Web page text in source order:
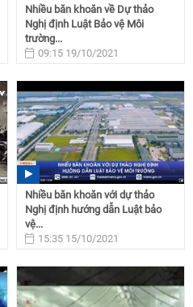
Nhiều băn khoăn về Dự thảo
Nghị định Luật Bảo vệ Môi
trường...
09:15 19/10/2021
Nhiều băn khoăn với dự thảo
Nghị định hướng dẫn Luật bảo
vệ...
15:35 15/10/2021